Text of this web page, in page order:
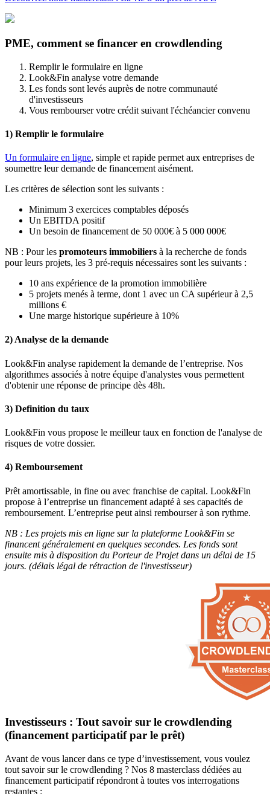
PME, comment se financer en crowdlending
Remplir le formulaire en ligne
Look&Fin analyse votre demande
Les fonds sont levés auprès de notre communauté
d'investisseurs
Vous rembourser votre crédit suivant l'échéancier convenu
1) Remplir le formulaire
Un formulaire en ligne, simple et rapide permet aux entreprises de
soumettre leur demande de financement aisément.
Les critères de sélection sont les suivants :
Minimum 3 exercices comptables déposés
Un EBITDA positif
Un besoin de financement de 50 000€ à 5 000 000€
NB : Pour les promoteurs immobiliers à la recherche de fonds
pour leurs projets, les 3 pré-requis nécessaires sont les suivants :
10 ans expérience de la promotion immobilière
5 projets menés à terme, dont 1 avec un CA supérieur à 2,5
millions €
Une marge historique supérieure à 10%
2) Analyse de la demande
Look&Fin analyse rapidement la demande de l’entreprise. Nos
algorithmes associés à notre équipe d'analystes vous permettent
d'obtenir une réponse de principe dès 48h.
3) Definition du taux
Look&Fin vous propose le meilleur taux en fonction de l'analyse de
risques de votre dossier.
4) Remboursement
Prêt amortissable, in fine ou avec franchise de capital. Look&Fin
propose à l’entreprise un financement adapté à ses capacités de
remboursement. L’entreprise peut ainsi rembourser à son rythme.
NB : Les projets mis en ligne sur la plateforme Look&Fin se
financent généralement en quelques secondes. Les fonds sont
ensuite mis à disposition du Porteur de Projet dans un délai de 15
jours. (délais légal de rétraction de l'investisseur)
Investisseurs : Tout savoir sur le crowdlending
(financement participatif par le prêt)
Avant de vous lancer dans ce type d’investissement, vous voulez
tout savoir sur le crowdlending ? Nos 8 masterclass dédiées au
financement participatif répondront à toutes vos interrogations
restantes :